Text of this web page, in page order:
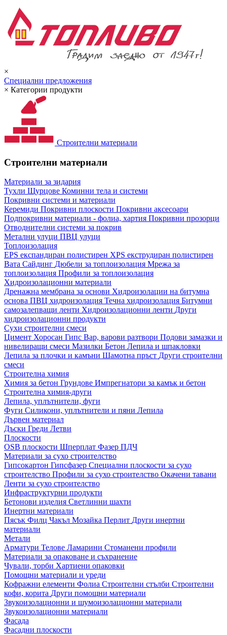
×
Специални предложения
× Категории продукти
Строителни материали
Строителни материали
Материали за зидария
Тухли Щурцове Коминни тела и системи
Покривни системи и материали
Керемиди Покривни плоскости Покривни аксесоари
Подпокривни материали - фолиа, хартия Покривни прозорци
Отводнителни системи за покрив
Метални улуци ПВЦ улуци
Топлоизолация
EPS експандиран полистирен XPS екструдиран полистирен
Вата Сайдинг Дюбели за топлоизолация Мрежа за
топлоизолация Профили за топлоизолация
Хидроизолационни материали
Дренажна мембрана за основи Хидроизолации на битумна
основа ПВЦ хидроизолация Течна хидроизолация Битумни
самозалепващи ленти Хидроизолационни ленти Други
хидроизолационни продукти
Сухи строителни смеси
Цимент Хоросан Гипс Вар, варови разтвори Подови замазки и
нивелиращи смеси Мазилки Бетон Лепила и шпакловки
Лепила за плочки и камъни Шамотна пръст Други строителни
смеси
Строителна химия
Химия за бетон Грундове Импрегнатори за камък и бетон
Строителна химия-други
Лепила, уплътнители, фуги
Фуги Силикони, уплътнители и пяни Лепила
Дървен материал
Дъски Греди Летви
Плоскости
OSB плоскости Шперплат Фазер ПДЧ
Материали за сухо строителство
Гипсокартон Гипсфазер Специални плоскости за сухо
строителство Профили за сухо строителство Окачени тавани
Ленти за сухо строителство
Инфраструктурни продукти
Бетонови изделия Светлинни шахти
Инертни материали
Пясък Филц Чакъл Мозайкa Перлит Други инертни
материали
Метали
Арматури Телове Ламарини Стоманени профили
Материали за опаковане и съхранение
Чували, торби Хартиени опаковки
Помощни материали и уреди
Кофражни елементи Фолиа Строителни стълби Строителни
кофи, корита Други помощни материали
Звукоизолационни и шумоизолационни материали
Звукоизолационни материали
Фасада
Фасадни плоскости